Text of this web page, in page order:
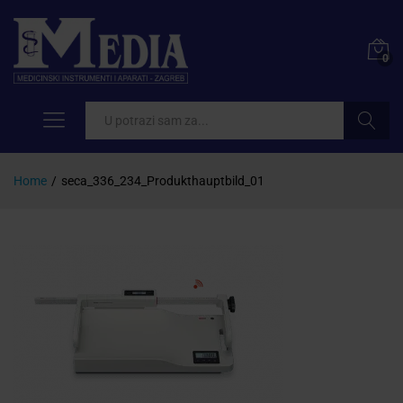
0
Home / seca_336_234_Produkthauptbild_01